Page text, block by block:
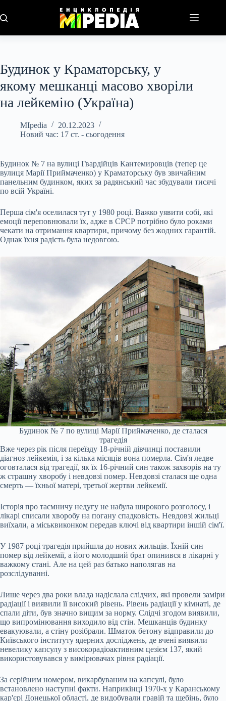
до
вмісту
Будинок у Краматорську, у
якому мешканці масово хворіли
на лейкемію (Україна)
MIpedia
20.12.2023
Новий час: 17 ст. - сьогодення
Будинок № 7 на вулиці Гвардійців Кантемировців (тепер це
вулиця Марії Приймаченко) у Краматорську був звичайним
панельним будинком, яких за радянський час збудували тисячі
по всій Україні.
Перша сім'я оселилася тут у 1980 році. Важко уявити собі, які
емоції переповнювали їх, адже в СРСР потрібно було роками
чекати на отримання квартири, причому без жодних гарантій.
Однак їхня радість була недовгою.
Будинок № 7 по вулиці Марії Приймаченко, де сталася
трагедія
Вже через рік після переїзду 18-річній дівчинці поставили
діагноз лейкемія, і за кілька місяців вона померла. Сім'я ледве
оговталася від трагедії, як їх 16-річний син також захворів на ту
ж страшну хворобу і невдовзі помер. Невдовзі сталася ще одна
смерть — їхньої матері, третьої жертви лейкемії.
Історія про таємничу недугу не набула широкого розголосу, і
лікарі списали хворобу на погану спадковість. Невдовзі жильці
виїхали, а міськвиконком передав ключі від квартири іншій сім'ї.
У 1987 році трагедія прийшла до нових жильців. Їхній син
помер від лейкемії, а його молодший брат опинився в лікарні у
важкому стані. Але на цей раз батько наполягав на
розслідуванні.
Лише через два роки влада надіслала слідчих, які провели заміри
радіації і виявили її високий рівень. Рівень радіації у кімнаті, де
спали діти, був значно вищим за норму. Слідчі згодом виявили,
що випромінювання виходило від стін. Мешканців будинку
евакуювали, а стіну розібрали. Шматок бетону відправили до
Київського інституту ядерних досліджень, де вчені виявили
невелику капсулу з високорадіоактивним цезієм 137, який
використовувався у вимірювачах рівня радіації.
За серійним номером, викарбуваним на капсулі, було
встановлено наступні факти. Наприкінці 1970-х у Каранському
кар'єрі Донецької області, де видобували гравій та щебінь, було